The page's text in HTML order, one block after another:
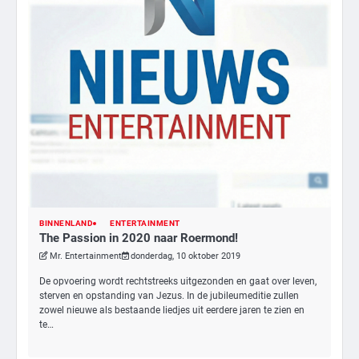
BINNENLAND ENTERTAINMENT
The Passion in 2020 naar Roermond!
Mr. Entertainment donderdag, 10 oktober 2019
De opvoering wordt rechtstreeks uitgezonden en gaat over leven,
sterven en opstanding van Jezus. In de jubileumeditie zullen
zowel nieuwe als bestaande liedjes uit eerdere jaren te zien en
te…
3
Nick Reiner, zoon van regisseur Rob
Ms. Army Girl